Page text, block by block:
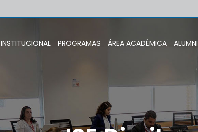
INSTITUCIONAL PROGRAMAS ÁREA ACADÊMICA ALUMNI